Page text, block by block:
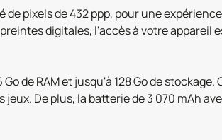
pixels de 432 ppp, pour une
digitales, l'accès à votre appareil
de RAM et jusqu'à 128 Go de
De plus, la batterie de 3 070 mAh